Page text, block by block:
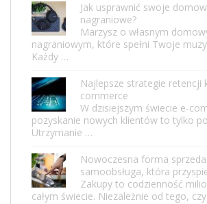
Jak usprawnić swoje
nagraniowe?
Marzysz o własnym
nagraniowym, które spełni Twoje
Każdy …
Najlepsze strategie retencji
commerce
W dzisiejszym świecie e-
pozyskanie nowych klientów to tylko
Utrzymanie …
Nowoczesna forma
samoobsługa, która
Zakupy to codzienność
całym świecie. Niezależnie od tego,